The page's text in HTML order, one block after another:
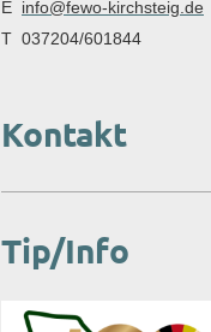
E info@fewo-kirchsteig.de
T 037204/601844
Kontakt
Tip/Info